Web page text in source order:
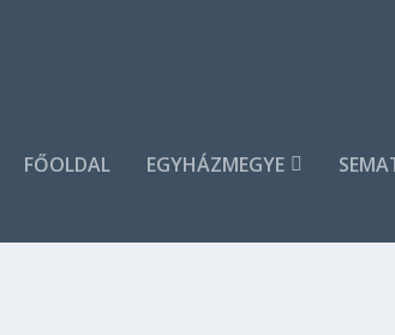
FŐOLDAL EGYHÁZMEGYE